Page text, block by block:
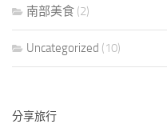
南部美食 (2)
Uncategorized (10)
分享旅行